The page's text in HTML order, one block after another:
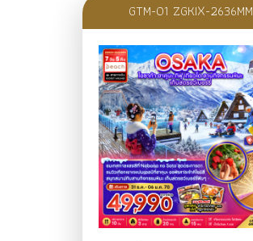
GTM-01 ZGKIX-2636MM